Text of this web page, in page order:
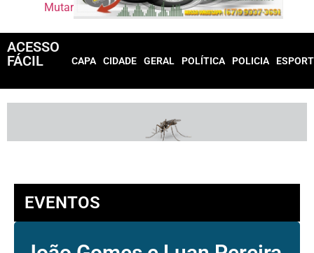
Mutar
ACESSO
FÁCIL
CAPA CIDADE GERAL POLÍTICA POLICIA
EVENTOS